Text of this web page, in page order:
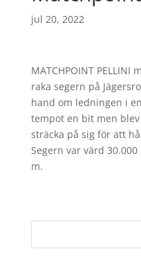
jul 20, 2022
MATCHPOINT PELLINI
raka segern på
hand om ledningen i
tempot en bit men
sträcka på sig för att
Segern var värd
m.